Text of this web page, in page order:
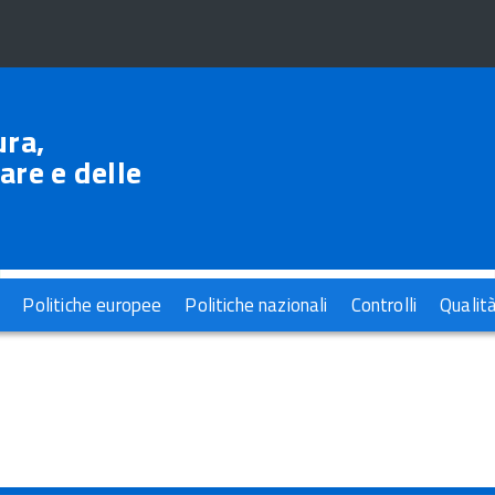
e delle
Politiche europee Politiche nazionali Controlli